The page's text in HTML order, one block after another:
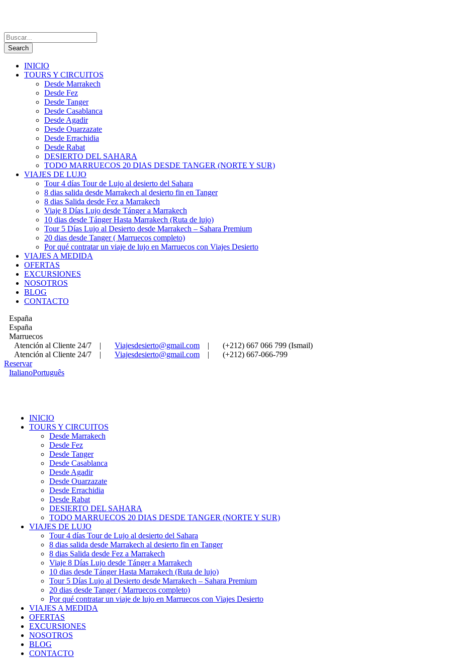
INICIO
TOURS Y CIRCUITOS
Desde Marrakech
Desde Fez
Desde Tanger
Desde Casablanca
Desde Agadir
Desde Ouarzazate
Desde Errachidia
Desde Rabat
DESIERTO DEL SAHARA
TODO MARRUECOS 20 DIAS DESDE TANGER (NORTE Y SUR)
VIAJES DE LUJO
Tour 4 días Tour de Lujo al desierto del Sahara
8 dias salida desde Marrakech al desierto fin en Tanger
8 dias Salida desde Fez a Marrakech
Viaje 8 Días Lujo desde Tánger a Marrakech
10 dias desde Tánger Hasta Marrakech (Ruta de lujo)
Tour 5 Días Lujo al Desierto desde Marrakech – Sahara Premium
20 dias desde Tanger ( Marruecos completo)
Por qué contratar un viaje de lujo en Marruecos con Viajes Desierto
VIAJES A MEDIDA
OFERTAS
EXCURSIONES
NOSOTROS
BLOG
CONTACTO
España
España
Marruecos
Atención al Cliente 24/7
| Viajesdesierto@gmail.com |
(+212) 667 066 799 (Ismail)
Atención al Cliente 24/7
| Viajesdesierto@gmail.com |
(+212) 667-066-799
Reservar
ItalianoPortuguês
INICIO
TOURS Y CIRCUITOS
Desde Marrakech
Desde Fez
Desde Tanger
Desde Casablanca
Desde Agadir
Desde Ouarzazate
Desde Errachidia
Desde Rabat
DESIERTO DEL SAHARA
TODO MARRUECOS 20 DIAS DESDE TANGER (NORTE Y SUR)
VIAJES DE LUJO
Tour 4 días Tour de Lujo al desierto del Sahara
8 dias salida desde Marrakech al desierto fin en Tanger
8 dias Salida desde Fez a Marrakech
Viaje 8 Días Lujo desde Tánger a Marrakech
10 dias desde Tánger Hasta Marrakech (Ruta de lujo)
Tour 5 Días Lujo al Desierto desde Marrakech – Sahara Premium
20 dias desde Tanger ( Marruecos completo)
Por qué contratar un viaje de lujo en Marruecos con Viajes Desierto
VIAJES A MEDIDA
OFERTAS
EXCURSIONES
NOSOTROS
BLOG
CONTACTO